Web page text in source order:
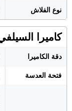
نوع الفلاش
كاميرا
دقة الكاميرا
فتحة العدسة